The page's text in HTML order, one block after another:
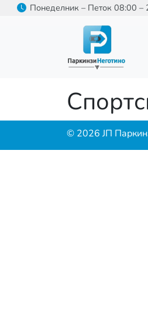
Skip to main content
Понеделник – Петок 08:00 –
© 2026 ЈП